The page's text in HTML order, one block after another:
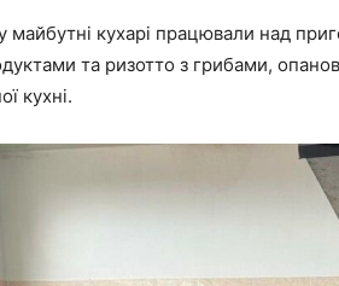
майбутні кухарі працювали над
та ризотто з грибами,
кухні.